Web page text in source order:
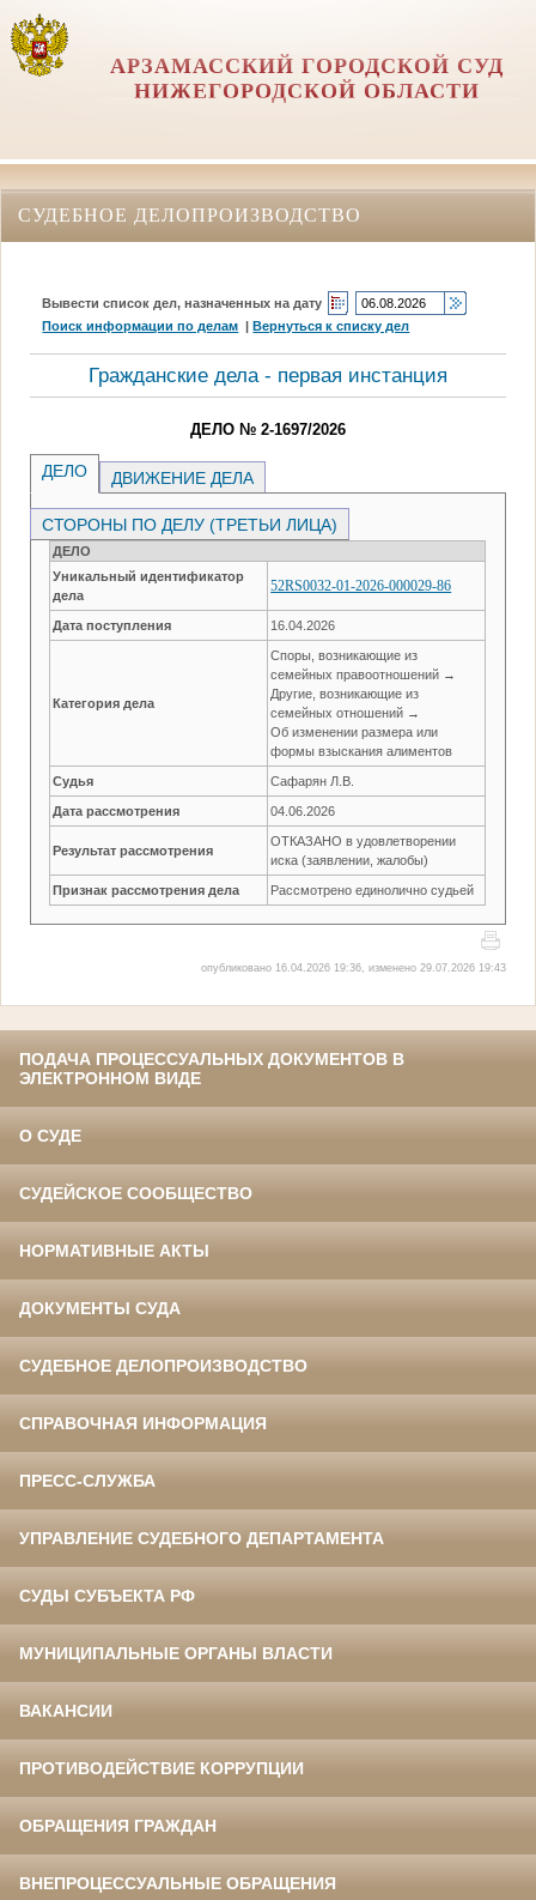
АРЗАМАССКИЙ ГОРОДСКОЙ СУД
НИЖЕГОРОДСКОЙ ОБЛАСТИ
СУДЕБНОЕ ДЕЛОПРОИЗВОДСТВО
Вывести список дел, назначенных на дату
Поиск информации по делам |Вернуться к списку дел
Гражданские дела - первая инстанция
ДЕЛО № 2-1697/2026
ДЕЛО ДВИЖЕНИЕ ДЕЛА
СТОРОНЫ ПО ДЕЛУ (ТРЕТЬИ ЛИЦА)
ДЕЛО
Уникальный идентификатор
дела
52RS0032-01-2026-000029-86
Дата поступления 16.04.2026
Категория дела
Споры, возникающие из
семейных правоотношений →
Другие, возникающие из
семейных отношений →
Об изменении размера или
формы взыскания алиментов
Судья Сафарян Л.В.
Дата рассмотрения 04.06.2026
Результат рассмотрения
ОТКАЗАНО в удовлетворении
иска (заявлении, жалобы)
Признак рассмотрения дела Рассмотрено единолично судьей
опубликовано 16.04.2026 19:36, изменено 29.07.2026 19:43
ПОДАЧА ПРОЦЕССУАЛЬНЫХ ДОКУМЕНТОВ В
ЭЛЕКТРОННОМ ВИДЕ
О СУДЕ
СУДЕЙСКОЕ СООБЩЕСТВО
НОРМАТИВНЫЕ АКТЫ
ДОКУМЕНТЫ СУДА
СУДЕБНОЕ ДЕЛОПРОИЗВОДСТВО
СПРАВОЧНАЯ ИНФОРМАЦИЯ
ПРЕСС-СЛУЖБА
УПРАВЛЕНИЕ СУДЕБНОГО ДЕПАРТАМЕНТА
СУДЫ СУБЪЕКТА РФ
МУНИЦИПАЛЬНЫЕ ОРГАНЫ ВЛАСТИ
ВАКАНСИИ
ПРОТИВОДЕЙСТВИЕ КОРРУПЦИИ
ОБРАЩЕНИЯ ГРАЖДАН
ВНЕПРОЦЕССУАЛЬНЫЕ ОБРАЩЕНИЯ